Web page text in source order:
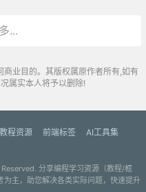
...
业目的。其版权属原作者所有,如有
属实本人将予以删除!
教程资源 前端标签
AI工具集